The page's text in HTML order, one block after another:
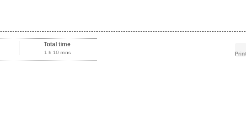
Total time
1 h 10 mins